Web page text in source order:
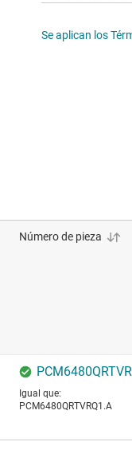
Se aplican los